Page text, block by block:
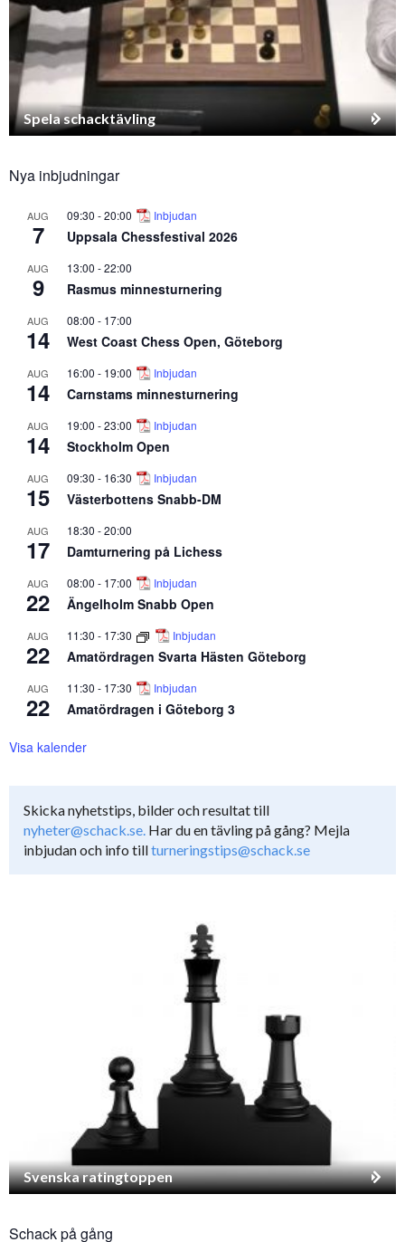
Spela schacktävling
Nya inbjudningar
AUG
7
09:30 -20:00 Inbjudan
Uppsala Chessfestival 2026
AUG
9
13:00 -22:00
Rasmus minnesturnering
AUG
14
08:00 - 17:00
West Coast Chess Open, Göteborg
AUG
14
16:00 - 19:00 Inbjudan
Carnstams minnesturnering
AUG
14
19:00 -23:00 Inbjudan
Stockholm Open
AUG
15
09:30 - 16:30 Inbjudan
Västerbottens Snabb-DM
AUG
17
18:30 -20:00
Damturnering på Lichess
AUG
22
08:00 - 17:00 Inbjudan
Ängelholm Snabb Open
AUG
22
11:30 - 17:30 Inbjudan
Amatördragen Svarta Hästen Göteborg
AUG
22
11:30 - 17:30 Inbjudan
Amatördragen i Göteborg 3
Visa kalender
Skicka nyhetstips, bilder och resultat till
nyheter@schack.se. Har du en tävling på gång? Mejla
inbjudan och info tillturneringstips@schack.se
Svenska ratingtoppen
Schack på gång